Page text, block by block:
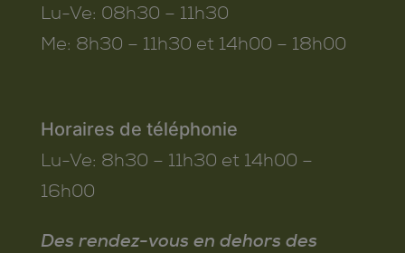
Lu-Ve: 08h30 – 11h30
Me: 8h30 – 11h30 et 14h00 – 18h00
Horaires de téléphonie
Lu-Ve: 8h30 – 11h30 et 14h00 –
16h00
Des rendez-vous en dehors des